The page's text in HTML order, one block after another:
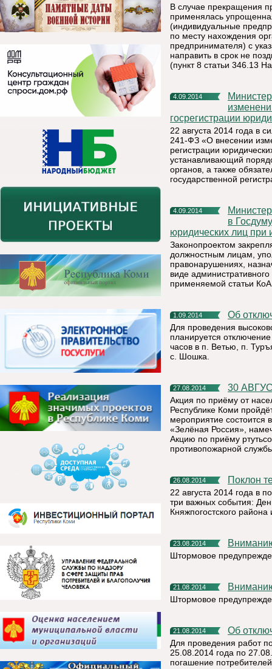
В случае прекращения
применялась
(индивидуальные
по месту нахождения
предпринимателя) с
направить в срок не
(пункт 8 статьи 346.13
4.09.2014
Министерство экономического развития сообщает об
госрегистрации
22 августа 2014 года в
241-ФЗ «О внесении
регистрации
устанавливающий
органов, а также
государственной
4.09.2014
Министерство экономического развития сообщает о внесении
в
юридических лиц при
Законопроектом
должностным лицам,
правонарушениях,
виде
применяемой статьи
1.09.2014 Об
Для проведения
планируется
часов в п. Ветью, п.
с. Шошка.
27.08.2014 30
Акция по приёму от
Республике Коми
мероприятие состоится
«Зелёная Россия»,
Акцию по приёму
противопожарной
26.08.2014 Поклон
22 августа 2014 года в
три важных события:
Княжпогостского
23.08.2014
Штормовое
21.08.2014
Штормовое
21.08.2014 Об
Для проведения работ
25.08.2014 года по
погашение